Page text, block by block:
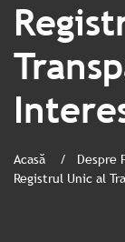
Acasă
Despre
Registrul Unic al